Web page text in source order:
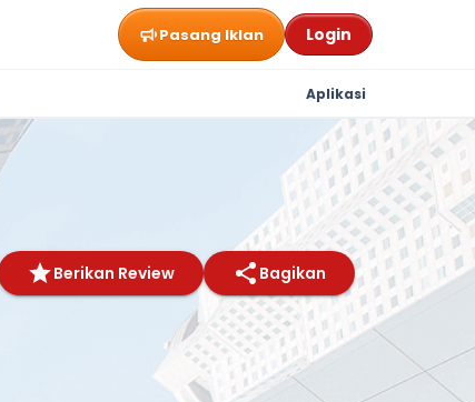
Pasang Iklan Login
Aplikasi
Berikan Review Bagikan